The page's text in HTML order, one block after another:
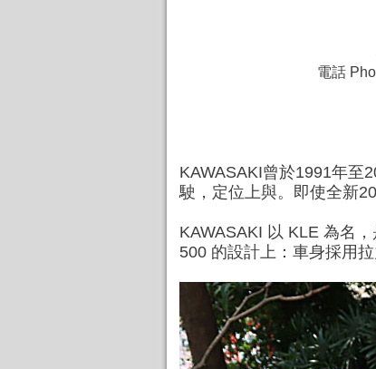
電話
KAWASAKI曾於1991年至
駛，定位上與。即使全新
KAWASAKI 以 KLE 為名
500 的設計上：車身採用